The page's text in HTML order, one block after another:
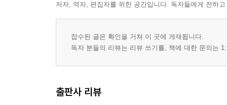
저자, 역자, 편집자를 위한 공간입니다. 독자들에게 전하
접수된 글은 확인을 거쳐 이 곳에 게재됩니다.
독자 분들의 리뷰는 리뷰 쓰기를, 책에 대한 문의는
출판사 리뷰